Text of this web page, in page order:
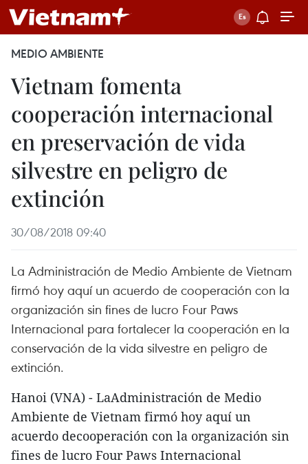
MEDIO AMBIENTE
Vietnam fomenta
cooperación internacional
en preservación de vida
silvestre en peligro de
extinción
30/08/2018 09:40
La Administración de Medio Ambiente de Vietnam
firmó hoy aquí un acuerdo de cooperación con la
organización sin fines de lucro Four Paws
Internacional para fortalecer la cooperación en la
conservación de la vida silvestre en peligro de
extinción.
Hanoi (VNA) - LaAdministración de Medio
Ambiente de Vietnam firmó hoy aquí un
acuerdo decooperación con la organización sin
fines de lucro Four Paws Internacional